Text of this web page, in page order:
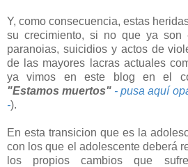
Y, como consecuencia, estas
su crecimiento, si no que ya son
paranoias, suicidios y actos de
de las mayores lacras actuales
ya vimos en este blog en el
"Estamos muertos" - pusa aquí
-).
En esta transicion que es la
con los que el adolescente deberá
los propios cambios que